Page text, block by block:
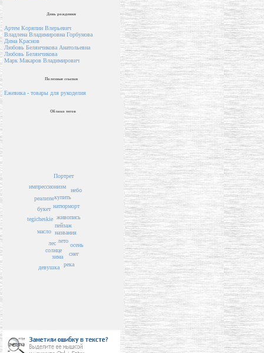
День рождения
Артем Коряпин Влерьевич
Владлена Владимировна Горбунова
Дима Краснов
Любовь Белянчикова Анатольевна
Любовь Белянчикова
Марк Макаров Владимирович
Полезные ссылки
Ежевика - товары для рукоделия
Облако тегов
пейзаж
названия
живопись
лето
натюрморт
купить
солнце
лес
зима
осень
букет
масло
река
снег
tegicheskie
реализм
небо
импрессионизм
Портрет
девушка